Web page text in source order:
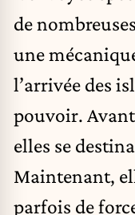
de
une
l’arrivée des
pouvoir.
elles se
Maintenant,
parfois de